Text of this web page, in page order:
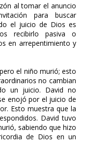
al tomar el anuncio
para buscar
el juicio de Dios es
recibirlo pasiva o
en arrepentimiento y
el niño murió; esto
no cambian
un juicio. David no
enojó por el juicio de
Esto muestra que la
David tuvo
sabiendo que hizo
de Dios en un